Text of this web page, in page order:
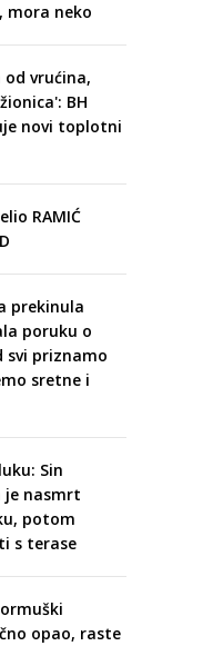
mora neko
vrućina,
BH
novi toplotni
RAMIĆ
prekinula
poruku o
svi priznamo
sretne i
Sin
je nasmrt
potom
s terase
opao, raste